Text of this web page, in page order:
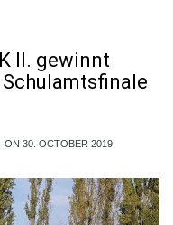
II. gewinnt
ON 30. OCTOBER 2019